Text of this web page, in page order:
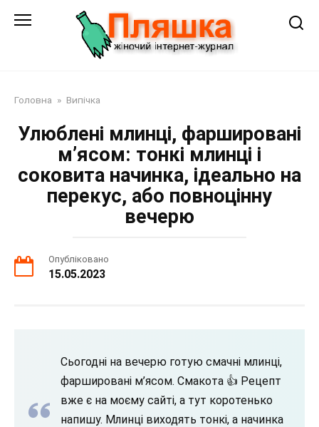
Головна » Випічка
Улюблені млинці, фаршировані
м’ясом: тонкі млинці і
соковита начинка, ідеально на
перекус, або повноцінну
вечерю
Опубліковано
15.05.2023
Сьогодні на вечерю готую смачні млинці,
фаршировані м’ясом. Смакота 👍 Рецепт
вже є на моєму сайті, а тут коротенько
напишу. Млинці виходять тонкі, а начинка